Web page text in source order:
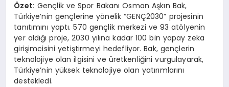
Özet: Gençlik ve Spor Bakanı Osman Aşkın Bak,
Türkiye’nin gençlerine yönelik “GENÇ2030” projesinin
tanıtımını yaptı. 570 gençlik merkezi ve 93 atölyenin
yer aldığı proje, 2030 yılına kadar 100 bin yapay zeka
girişimcisini yetiştirmeyi hedefliyor. Bak, gençlerin
teknolojiye olan ilgisini ve üretkenliğini vurgulayarak,
Türkiye’nin yüksek teknolojiye olan yatırımlarını
destekledi.